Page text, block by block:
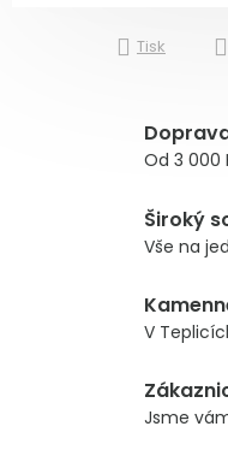
Tisk
Od 3 000
Široký
Vše na
V
Jsme